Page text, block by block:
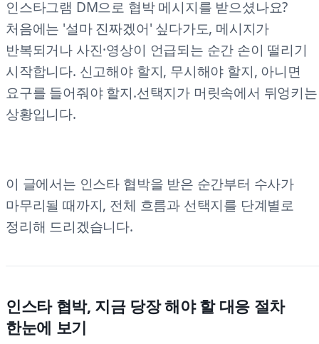
인스타그램 DM으로 협박 메시지를 받으셨나요?
처음에는 '설마 진짜겠어' 싶다가도, 메시지가
반복되거나 사진·영상이 언급되는 순간 손이 떨리기
시작합니다. 신고해야 할지, 무시해야 할지, 아니면
요구를 들어줘야 할지.선택지가 머릿속에서 뒤엉키는
상황입니다.
이 글에서는 인스타 협박을 받은 순간부터 수사가
마무리될 때까지, 전체 흐름과 선택지를 단계별로
정리해 드리겠습니다.
인스타 협박, 지금 당장 해야 할 대응 절차
한눈에 보기